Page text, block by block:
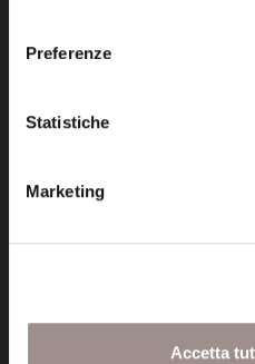
Preferenze
Statistiche
Marketing
Accetta